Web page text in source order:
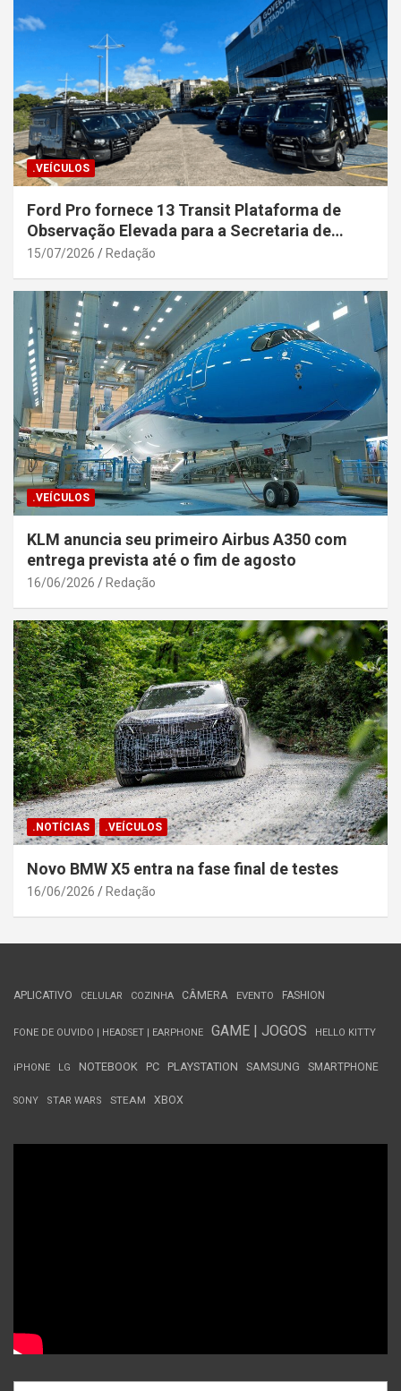
.VEÍCULOS
Ford Pro fornece 13 Transit Plataforma de
Observação Elevada para a Secretaria de
Segurança Pública da Bahia
15/07/2026 Redação
.VEÍCULOS
KLM anuncia seu primeiro Airbus A350 com
entrega prevista até o fim de agosto
16/06/2026 Redação
.NOTÍCIAS .VEÍCULOS
Novo BMW X5 entra na fase final de testes
16/06/2026 Redação
APLICATIVO CELULAR COZINHA CÂMERA EVENTO FASHION
FONE DE OUVIDO | HEADSET | EARPHONE GAME | JOGOS HELLO KITTY
iPHONE LG NOTEBOOK PC PLAYSTATION SAMSUNG SMARTPHONE
SONY STAR WARS STEAM XBOX